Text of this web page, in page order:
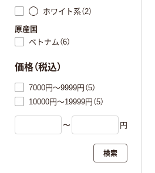
ホワイト系（2）
原産国
ベトナム（6）
価格（税込）
7000円～9999円（5）
10000円～19999円（5）
〜 円
検索